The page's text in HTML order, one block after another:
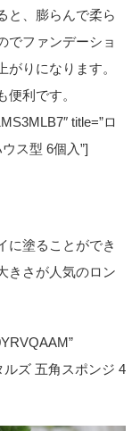
と、膨らんで柔ら
でファンデーショ
りになります。
利です。
title=”ロ
ス型 6個入”]
に塗ることができ
きさが人気のロン
ルズ 五角スポンジ 4